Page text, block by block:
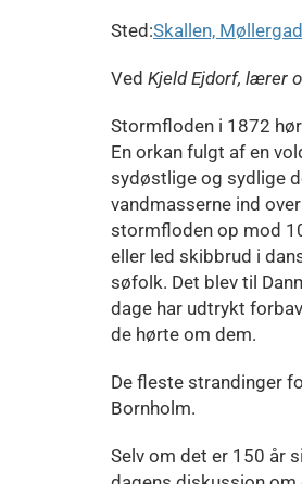
Sted:Skallen,
Ved Kjeld Ejdorf, lærer
Stormfloden i 1872
En orkan fulgt af en
sydøstlige og sydlige
vandmasserne ind
stormfloden op mod
eller led skibbrud i
søfolk. Det blev til
dage har udtrykt
de hørte om dem.
De fleste strandinger
Bornholm.
Selv om det er 150 år